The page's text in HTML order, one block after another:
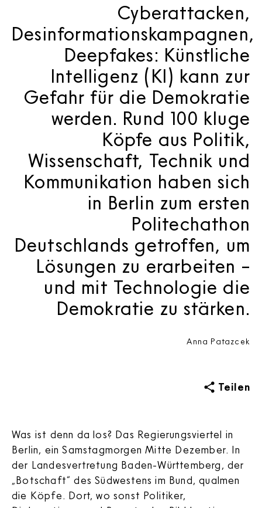
Cyberattacken,
Desinformationskampagnen,
Deepfakes: Künstliche
Intelligenz (KI) kann zur
Gefahr für die Demokratie
werden. Rund 100 kluge
Köpfe aus Politik,
Wissenschaft, Technik und
Kommunikation haben sich
in Berlin zum ersten
Politechathon
Deutschlands getroffen, um
Lösungen zu erarbeiten –
und mit Technologie die
Demokratie zu stärken.
Anna Patazcek
Teilen
Was ist denn da los? Das Regierungsviertel in
Berlin, ein Samstagmorgen Mitte Dezember. In
der Landesvertretung Baden-Württemberg, der
„Botschaft“ des Südwestens im Bund, qualmen
die Köpfe. Dort, wo sonst Politiker,